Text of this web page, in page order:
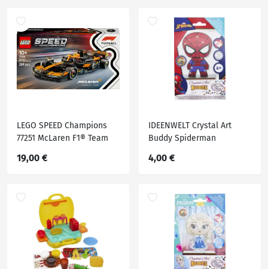
LEGO SPEED Champions
77251 McLaren F1® Team
19,00 €
IDEENWELT Crystal Art
Buddy Spiderman
4,00 €